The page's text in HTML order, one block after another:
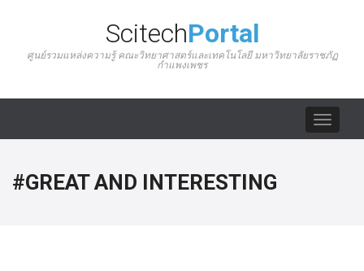
ScitechPortal
ศูนย์รวมแหล่งความรู้ คณะวิทยาศาสตร์และเทคโนโลยี มหาวิทยาลัยราชภัฏ
กำแพงเพชร
Toggle
#GREAT AND INTERESTING